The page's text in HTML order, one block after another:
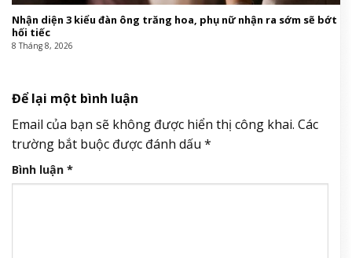
Nhận diện 3 kiểu đàn ông trăng hoa, phụ nữ nhận ra sớm sẽ bớt
hối tiếc
8 Tháng 8, 2026
Để lại một bình luận
Email của bạn sẽ không được hiển thị công khai. Các
trường bắt buộc được đánh dấu *
Bình luận *